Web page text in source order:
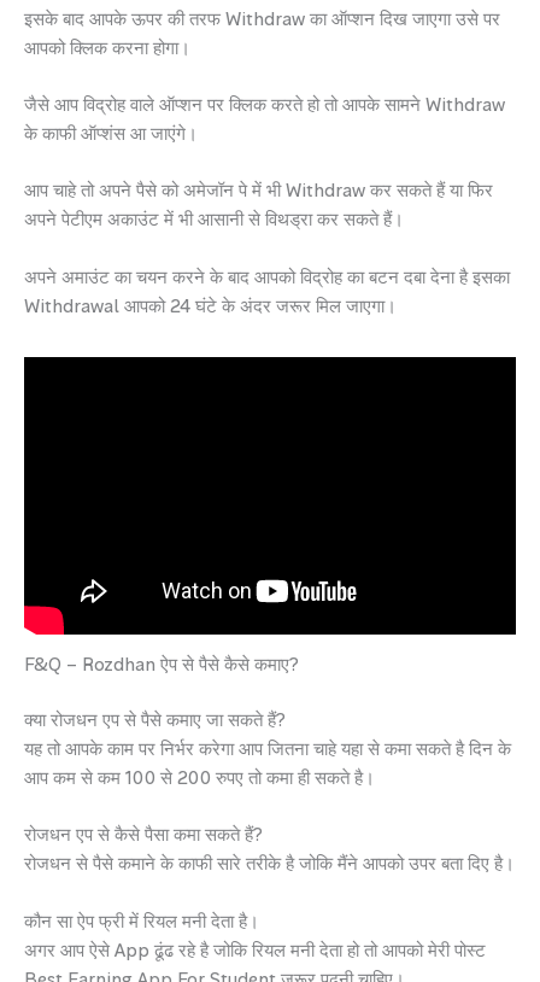
इसके बाद आपके ऊपर की तरफ Withdraw का ऑप्शन दिख जाएगा उसे पर
आपको क्लिक करना होगा।
जैसे आप विद्रोह वाले ऑप्शन पर क्लिक करते हो तो आपके सामने Withdraw
के काफी ऑप्शंस आ जाएंगे।
आप चाहे तो अपने पैसे को अमेजॉन पे में भी Withdraw कर सकते हैं या फिर
अपने पेटीएम अकाउंट में भी आसानी से विथड्रा कर सकते हैं।
अपने अमाउंट का चयन करने के बाद आपको विद्रोह का बटन दबा देना है इसका
Withdrawal आपको 24 घंटे के अंदर जरूर मिल जाएगा।
F&Q – Rozdhan ऐप से पैसे कैसे कमाए?
क्या रोजधन एप से पैसे कमाए जा सकते हैं?
यह तो आपके काम पर निर्भर करेगा आप जितना चाहे यहा से कमा सकते है दिन के
आप कम से कम 100 से 200 रुपए तो कमा ही सकते है।
रोजधन एप से कैसे पैसा कमा सकते हैं?
रोजधन से पैसे कमाने के काफी सारे तरीके है जोकि मैंने आपको उपर बता दिए है।
कौन सा ऐप फ्री में रियल मनी देता है।
अगर आप ऐसे App ढूंढ रहे है जोकि रियल मनी देता हो तो आपको मेरी पोस्ट